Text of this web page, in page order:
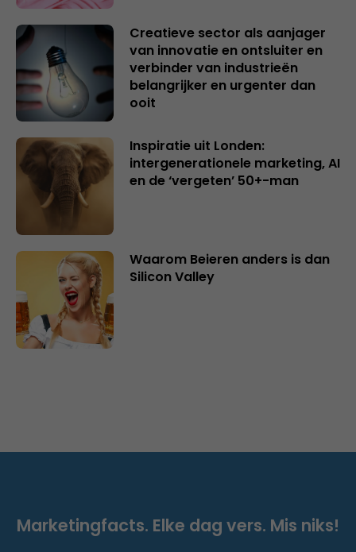
Creatieve sector als aanjager
van innovatie en ontsluiter en
verbinder van industrieën
belangrijker en urgenter dan
ooit
Inspiratie uit Londen:
intergenerationele marketing, AI
en de ‘vergeten’ 50+-man
Waarom Beieren anders is dan
Silicon Valley
Marketingfacts. Elke dag vers. Mis niks!